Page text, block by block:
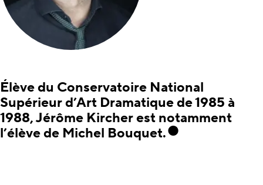
Élève du Conservatoire National
Supérieur d’Art Dramatique de 1985 à
1988, Jérôme Kircher est notamment
l’élève de Michel Bouquet.